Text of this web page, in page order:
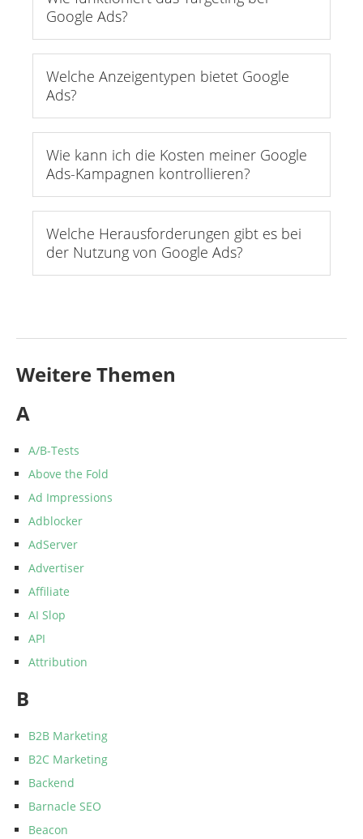
Google Ads?
Welche Anzeigentypen bietet Google
Ads?
Wie kann ich die Kosten meiner Google
Ads-Kampagnen kontrollieren?
Welche Herausforderungen gibt es bei
der Nutzung von Google Ads?
Weitere Themen
A
A/B-Tests
Above the Fold
Ad Impressions
Adblocker
AdServer
Advertiser
Affiliate
AI Slop
API
Attribution
B
B2B Marketing
B2C Marketing
Backend
Barnacle SEO
Beacon